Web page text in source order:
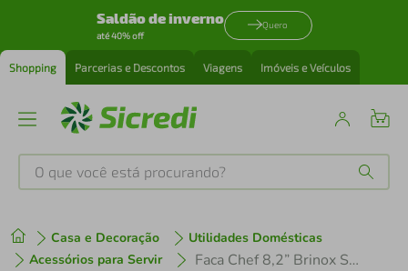
Saldão de inverno
até 40% off
Quero
Shopping Parcerias e Descontos Viagens Imóveis e Veículos
O que você está procurando?
Casa e Decoração
Utilidades Domésticas
Acessórios para Servir
Faca Chef 8,2” Brinox Samurai 2504/303 em Aço Inox
1º tenis